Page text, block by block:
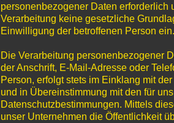
personenbezogener Daten erforderlich
Verarbeitung keine gesetzliche
Einwilligung der betroffenen Person ein.
Die Verarbeitung personenbezogener
der Anschrift, E-Mail-Adresse oder
Person, erfolgt stets im Einklang mit
und in Übereinstimmung mit den für
Datenschutzbestimmungen. Mittels
unser Unternehmen die Öffentlichkeit